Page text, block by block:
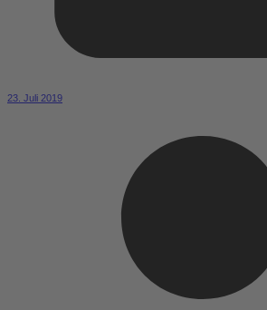
23. Juli 2019